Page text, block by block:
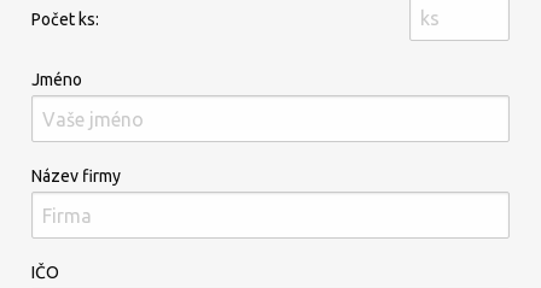
Počet ks:
Jméno
Název firmy
IČO